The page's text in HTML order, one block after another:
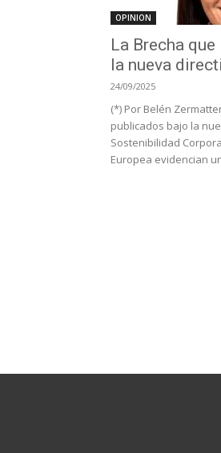
OPINION
La Brecha
la nueva
24/09/2025
(*) Por Belén
publicados bajo la
Sostenibilidad
Europea evidencian